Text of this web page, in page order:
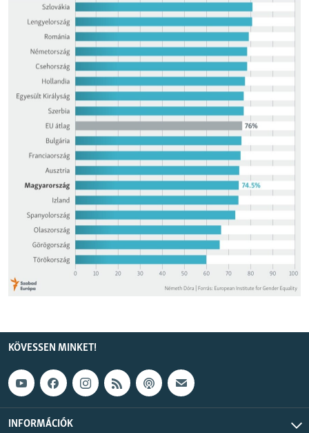
Valamennyi RFE/RL weboldal
KÖVESSEN MINKET!
INFORMÁCIÓK